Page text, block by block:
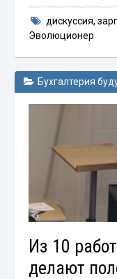
дискуссия,
Эволюционер
Бухгалтерия
Из 10
делают